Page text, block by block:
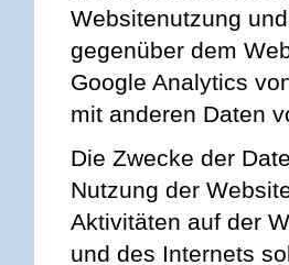
Websitenutzung
gegenüber dem
Google Analytics
mit anderen Daten
Die Zwecke der
Nutzung der
Aktivitäten auf der
und des Internets